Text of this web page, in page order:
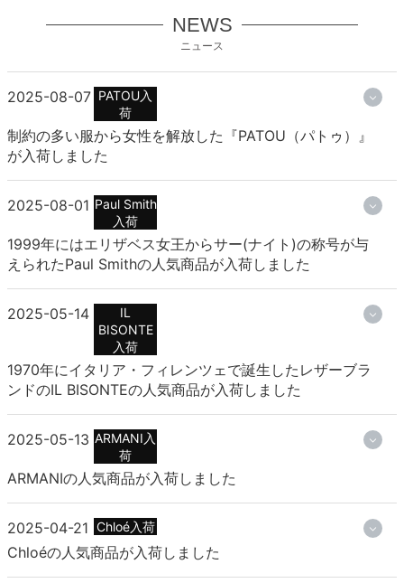
NEWS
ニュース
2025-08-07 PATOU入
荷
制約の多い服から女性を解放した『PATOU（パトゥ）』
が入荷しました
2025-08-01 Paul Smith
入荷
1999年にはエリザベス女王からサー(ナイト)の称号が与
えられたPaul Smithの人気商品が入荷しました
2025-05-14
IL
BISONTE
入荷
1970年にイタリア・フィレンツェで誕生したレザーブラ
ンドのIL BISONTEの人気商品が入荷しました
2025-05-13 ARMANI入
荷
ARMANIの人気商品が入荷しました
2025-04-21 Chloé入荷
Chloéの人気商品が入荷しました